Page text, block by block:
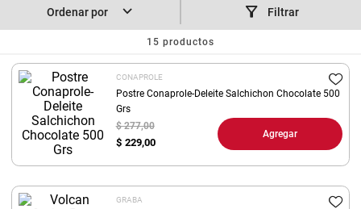
Filtrar
15 productos
CONAPROLE
Postre Conaprole-Deleite Salchichon Chocolate 500
Grs
$ 229,00
$ 277,00
Agregar
GRABA
leche
4. queso
5. pollo
. bondiola
. fideos